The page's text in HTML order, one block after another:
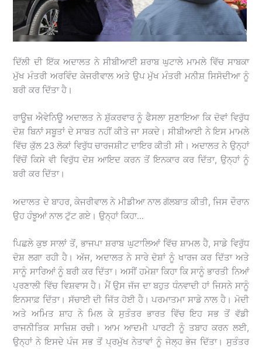
ਦਿੱਲੀ ਦੀ ਇੱਕ ਅਦਾਲਤ ਨੇ ਸੀਬੀਆਈ ਸ਼ਰਾਬ ਘੁਟਾਲੇ ਮਾਮਲੇ ਵਿੱਚ ਸਾਬਕਾ
ਮੁੱਖ ਮੰਤਰੀ ਅਰਵਿੰਦ ਕੇਜਰੀਵਾਲ ਅਤੇ ਉਪ ਮੁੱਖ ਮੰਤਰੀ ਮਨੀਸ਼ ਸਿਸੋਦੀਆ ਨੂੰ
ਬਰੀ ਕਰ ਦਿੱਤਾ ਹੈ।
ਰਾਊਜ਼ ਐਵੇਨਿਊ ਅਦਾਲਤ ਨੇ ਸ਼ੁੱਕਰਵਾਰ ਨੂੰ ਫੈਸਲਾ ਸੁਣਾਇਆ ਕਿ ਦੋਵਾਂ ਵਿਰੁੱਧ
ਦੋਸ਼ ਬਿਨਾਂ ਸਬੂਤਾਂ ਦੇ ਸਾਬਤ ਨਹੀਂ ਕੀਤੇ ਜਾ ਸਕਦੇ। ਸੀਬੀਆਈ ਨੇ ਇਸ ਮਾਮਲੇ
ਵਿੱਚ ਕੁੱਲ 23 ਲੋਕਾਂ ਵਿਰੁੱਧ ਚਾਰਜਸ਼ੀਟ ਦਾਇਰ ਕੀਤੀ ਸੀ। ਅਦਾਲਤ ਨੇ ਉਨ੍ਹਾਂ
ਵਿੱਚੋਂ ਕਿਸੇ ਵੀ ਵਿਰੁੱਧ ਦੋਸ਼ ਆਇਦ ਕਰਨ ਤੋਂ ਇਨਕਾਰ ਕਰ ਦਿੱਤਾ, ਉਨ੍ਹਾਂ ਨੂੰ
ਬਰੀ ਕਰ ਦਿੱਤਾ।
ਅਦਾਲਤ ਦੇ ਬਾਹਰ, ਕੇਜਰੀਵਾਲ ਨੇ ਮੀਡੀਆ ਨਾਲ ਗੱਲਬਾਤ ਕੀਤੀ, ਜਿਸ ਦੌਰਾਨ
ਉਹ ਹੰਝੂਆਂ ਨਾਲ ਟੁੱਟ ਗਏ। ਉਨ੍ਹਾਂ ਕਿਹਾ…
ਪਿਛਲੇ ਕੁਝ ਸਾਲਾਂ ਤੋਂ, ਭਾਜਪਾ ਸ਼ਰਾਬ ਘੁਟਾਲਿਆਂ ਵਿੱਚ ਸ਼ਾਮਲ ਹੈ, ਸਾਡੇ ਵਿਰੁੱਧ
ਦੋਸ਼ ਲਗਾ ਰਹੀ ਹੈ। ਅੱਜ, ਅਦਾਲਤ ਨੇ ਸਾਰੇ ਦੋਸ਼ਾਂ ਨੂੰ ਖਾਰਜ ਕਰ ਦਿੱਤਾ ਅਤੇ
ਸਾਨੂੰ ਸਾਰਿਆਂ ਨੂੰ ਬਰੀ ਕਰ ਦਿੱਤਾ। ਅਸੀਂ ਹਮੇਸ਼ਾ ਕਿਹਾ ਕਿ ਸਾਨੂੰ ਭਾਰਤੀ ਨਿਆਂ
ਪ੍ਰਣਾਲੀ ਵਿੱਚ ਵਿਸ਼ਵਾਸ ਹੈ। ਮੈਂ ਉਸ ਜੱਜ ਦਾ ਬਹੁਤ ਧੰਨਵਾਦੀ ਹਾਂ ਜਿਸਨੇ ਸਾਨੂੰ
ਇਨਸਾਫ਼ ਦਿੱਤਾ। ਸੱਚਾਈ ਦੀ ਜਿੱਤ ਹੋਈ ਹੈ। ਪਰਮਾਤਮਾ ਸਾਡੇ ਨਾਲ ਹੈ। ਮੋਦੀ
ਅਤੇ ਅਮਿਤ ਸ਼ਾਹ ਨੇ ਮਿਲ ਕੇ ਸੁਤੰਤਰ ਭਾਰਤ ਵਿੱਚ ਇਹ ਸਭ ਤੋਂ ਵੱਡੀ
ਰਾਜਨੀਤਿਕ ਸਾਜ਼ਿਸ਼ ਰਚੀ। ਆਮ ਆਦਮੀ ਪਾਰਟੀ ਨੂੰ ਤਬਾਹ ਕਰਨ ਲਈ,
ਉਨ੍ਹਾਂ ਨੇ ਇਸਦੇ ਪੰਜ ਸਭ ਤੋਂ ਪ੍ਰਮੁੱਖ ਨੇਤਾਵਾਂ ਨੂੰ ਜੇਲ੍ਹ ਭੇਜ ਦਿੱਤਾ। ਸੁਤੰਤਰ